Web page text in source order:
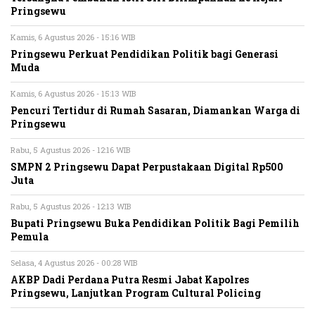
Pringsewu
Kamis, 6 Agustus 2026 - 15:16 WIB
Pringsewu Perkuat Pendidikan Politik bagi Generasi
Muda
Kamis, 6 Agustus 2026 - 15:13 WIB
Pencuri Tertidur di Rumah Sasaran, Diamankan Warga di
Pringsewu
Rabu, 5 Agustus 2026 - 12:16 WIB
SMPN 2 Pringsewu Dapat Perpustakaan Digital Rp500
Juta
Rabu, 5 Agustus 2026 - 12:13 WIB
Bupati Pringsewu Buka Pendidikan Politik Bagi Pemilih
Pemula
Selasa, 4 Agustus 2026 - 00:28 WIB
AKBP Dadi Perdana Putra Resmi Jabat Kapolres
Pringsewu, Lanjutkan Program Cultural Policing